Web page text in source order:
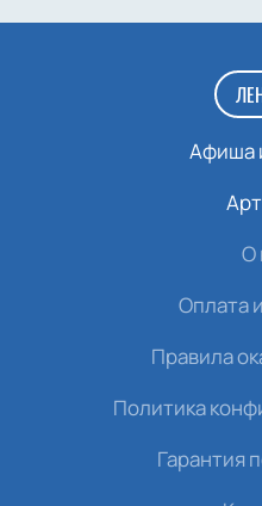
Афиша
О
Оплата
Правила
Политика
Гарантия